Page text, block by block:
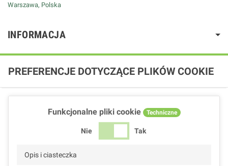
Warszawa, Polska
INFORMACJA
PREFERENCJE DOTYCZĄCE PLIKÓW COOKIE
Funkcjonalne pliki cookie Techniczne
Nie Tak
Opis i ciasteczka